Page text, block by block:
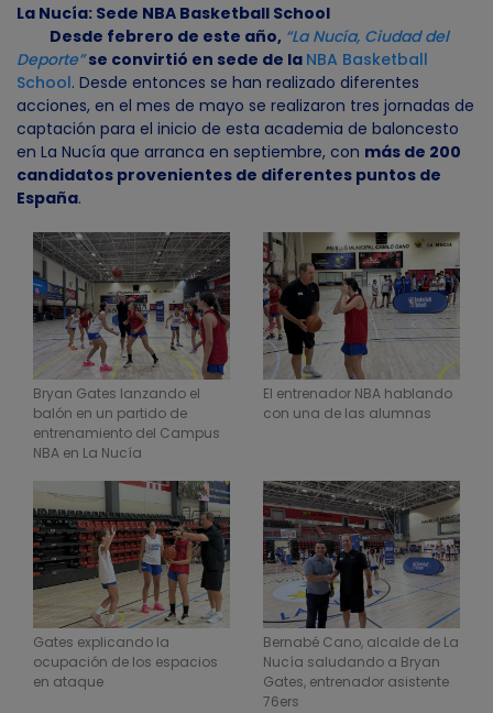
La Nucía: Sede NBA Basketball School
Desde febrero de este año, “La Nucía, Ciudad del
Deporte”se convirtió en sede de la NBA Basketball
School. Desde entonces se han realizado diferentes
acciones, en el mes de mayo se realizaron tres jornadas de
captación para el inicio de esta academia de baloncesto
en La Nucía que arranca en septiembre, con más de 200
candidatos provenientes de diferentes puntos de
España.
Bryan Gates lanzando el
balón en un partido de
entrenamiento del Campus
NBA en La Nucía
El entrenador NBA hablando
con una de las alumnas
Gates explicando la
ocupación de los espacios
en ataque
Bernabé Cano, alcalde de La
Nucía saludando a Bryan
Gates, entrenador asistente
76ers